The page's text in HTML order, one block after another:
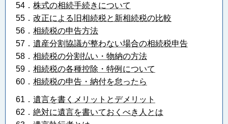
54． 株式の相続手続きについて
55． 改正による旧相続税と新相続税の比較
56． 相続税の申告方法
57． 遺産分割協議が整わない場合の相続税申告
58． 相続税の分割払い・物納の方法
59． 相続税の各種控除・特例について
60． 相続税の申告・納付を怠ったら
61． 遺言を書くメリットとデメリット
62． 絶対に遺言を書いておくべき人とは